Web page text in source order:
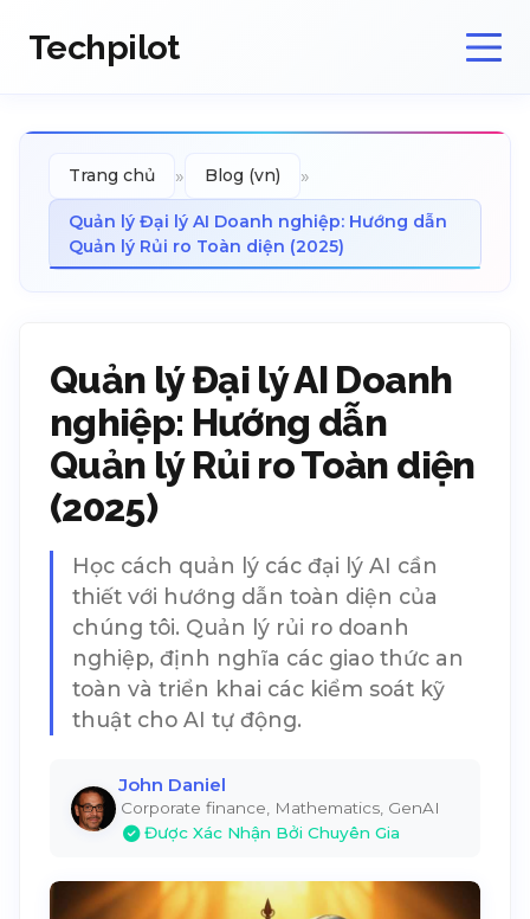
Techpilot
Trang chủ » Blog (vn) »
Quản lý Đại lý AI Doanh nghiệp: Hướng dẫn
Quản lý Rủi ro Toàn diện (2025)
Quản lý Đại lý AI Doanh
nghiệp: Hướng dẫn
Quản lý Rủi ro Toàn diện
(2025)
Học cách quản lý các đại lý AI cần
thiết với hướng dẫn toàn diện của
chúng tôi. Quản lý rủi ro doanh
nghiệp, định nghĩa các giao thức an
toàn và triển khai các kiểm soát kỹ
thuật cho AI tự động.
John Daniel
Corporate finance, Mathematics, GenAI
Được Xác Nhận Bởi Chuyên Gia